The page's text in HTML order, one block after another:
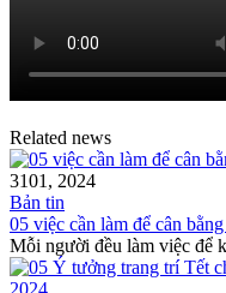
Related news
3101, 2024
Bản tin
05 việc cần làm để cân
Mỗi người đều làm việc để